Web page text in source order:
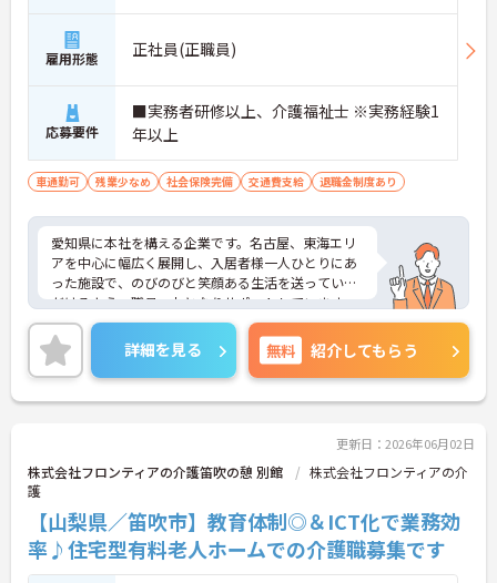
雇用形態 正社員(正職員)
応募要件
■実務者研修以上、介護福祉士 ※実務経験1
年以上
車通勤可 残業少なめ 社会保険完備 交通費支給 退職金制度あり
愛知県に本社を構える企業です。名古屋、東海エリ
アを中心に幅広く展開し、入居者様一人ひとりにあ
った施設で、のびのびと笑顔ある生活を送っていた
だけるよう、職員一丸となりサポートしています。
介護士のほか管理栄養士や音楽療法士など、さまざ
まな専門知識を持ったスタッフが在籍し、各セクシ
ョンの垣根を超えて連携もしっかりとあり、相談し
やすい環境です。現場のICT化も進んでおり、iPadを
使ってケア記録ができるシステムを導入したり、Blu
業務の負担、効率化にも力を入れいています。その
分残業も少なくなり、また、ご利用者様との時間も
大切にしていただけます。ご興味のある方は、お気
詳細を見る 無料 紹介してもらう
更新日：2026年06月02日
株式会社フロンティアの介護笛吹の憩 別館
株式会社フロンティアの介
護
【山梨県／笛吹市】教育体制◎＆ICT化で業務効
率♪住宅型有料老人ホームでの介護職募集です